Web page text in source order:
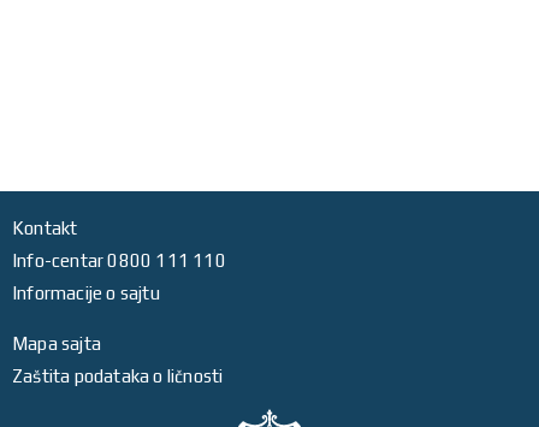
Kontakt
Info-centar 0800 111 110
Informacije o sajtu
Mapa sajta
Zaštita podataka o ličnosti